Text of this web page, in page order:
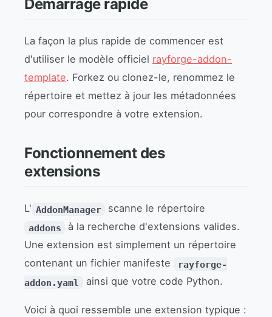
Démarrage rapide
La façon la plus rapide de commencer est
d'utiliser le modèle officiel rayforge-addon-
template. Forkez ou clonez-le, renommez le
répertoire et mettez à jour les métadonnées
pour correspondre à votre extension.
Fonctionnement des
extensions
L' AddonManager scanne le répertoire
addons
à la recherche d'extensions valides.
Une extension est simplement un répertoire
contenant un fichier manifeste
rayforge-
addon.yaml
ainsi que votre code Python.
Voici à quoi ressemble une extension typique :